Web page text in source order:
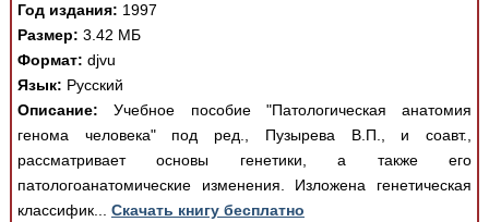
Год издания: 1997
Размер: 3.42 МБ
Формат: djvu
Язык: Русский
Описание: Учебное пособие "Патологическая анатомия
генома человека" под ред., Пузырева В.П., и соавт.,
рассматривает основы генетики, а также его
патологоанатомические изменения. Изложена генетическая
классифик... Скачать книгу бесплатно